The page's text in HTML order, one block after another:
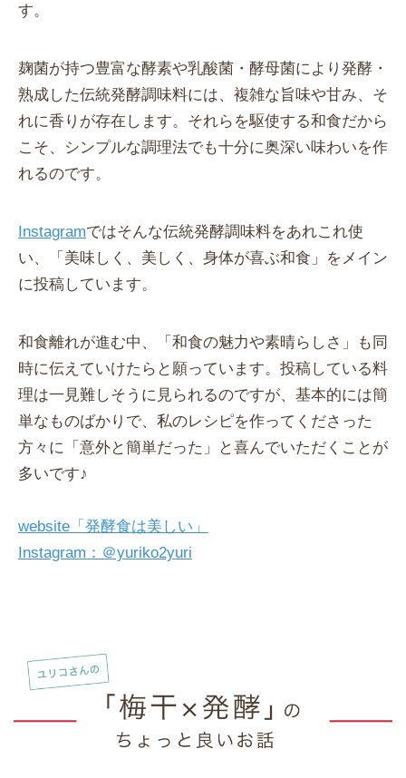
す。
麹菌が持つ豊富な酵素や乳酸菌・酵母菌により発酵・
熟成した伝統発酵調味料には、複雑な旨味や甘み、そ
れに香りが存在します。それらを駆使する和食だから
こそ、シンプルな調理法でも十分に奥深い味わいを作
れるのです。
Instagramではそんな伝統発酵調味料をあれこれ使
い、「美味しく、美しく、身体が喜ぶ和食」をメイン
に投稿しています。
和食離れが進む中、「和食の魅力や素晴らしさ」も同
時に伝えていけたらと願っています。投稿している料
理は一見難しそうに見られるのですが、基本的には簡
単なものばかりで、私のレシピを作ってくださった
方々に「意外と簡単だった」と喜んでいただくことが
多いです♪
website「発酵食は美しい」
Instagram：＠yuriko2yuri